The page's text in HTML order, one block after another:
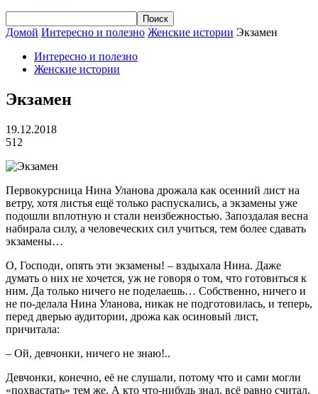
Домой Интересно и полезно Женские истории Экзамен
Интересно и полезно
Женские истории
Экзамен
19.12.2018
512
Первокурсница Нина Уланова дрожала как осенний лист на
ветру, хотя листья ещё только распускались, а экзамены уже
подошли вплотную и стали неизбежностью. Запоздалая весна
набирала силу, а человеческих сил учиться, тем более сдавать
экзамены…
О, Господи, опять эти экзамены! – вздыхала Нина. Даже
думать о них не хочется, уж не говоря о том, что готовиться к
ним. Да только ничего не поделаешь… Собственно, ничего и
не по-делала Нина Уланова, никак не подготовилась, и теперь,
перед дверью аудитории, дрожа как осиновый лист,
причитала:
– Ой, девчонки, ничего не знаю!..
Девчонки, конечно, её не слушали, потому что и сами могли
«похвастать» тем же. А кто что-нибудь знал, всё равно считал,